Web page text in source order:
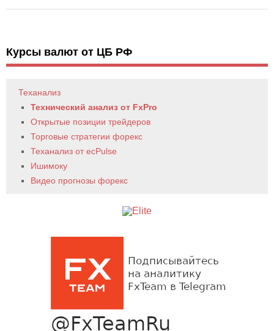
Курсы валют от ЦБ РФ
Теханализ
Технический анализ от FxPro
Открытые позиции трейдеров
Торговые стратегии форекс
Теханализ от ecPulse
Ишимоку
Видео прогнозы форекс